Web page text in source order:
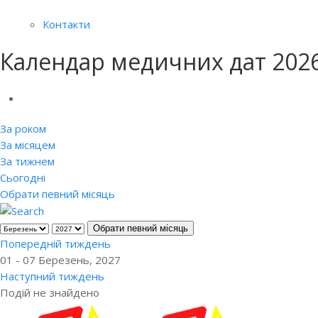
Контакти
Календар медичних дат
За роком
За місяцем
За тижнем
Сьогодні
Обрати певний місяць
Обрати певний місяць
Попередній тиждень
01 - 07 Березень, 2027
Наступний тиждень
Подій не знайдено